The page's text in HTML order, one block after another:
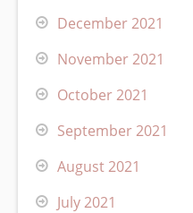
December 2021
November 2021
October 2021
September 2021
August 2021
July 2021